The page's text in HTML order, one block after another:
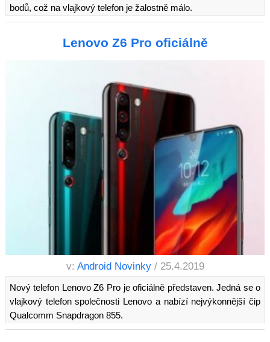
bodů, což na vlajkový telefon je žalostně málo.
Lenovo Z6 Pro oficiálně
v: Android Novinky / 25.4.2019
Nový telefon Lenovo Z6 Pro je oficiálně představen. Jedná se o
vlajkový telefon společnosti Lenovo a nabízí nejvýkonnější čip
Qualcomm Snapdragon 855.